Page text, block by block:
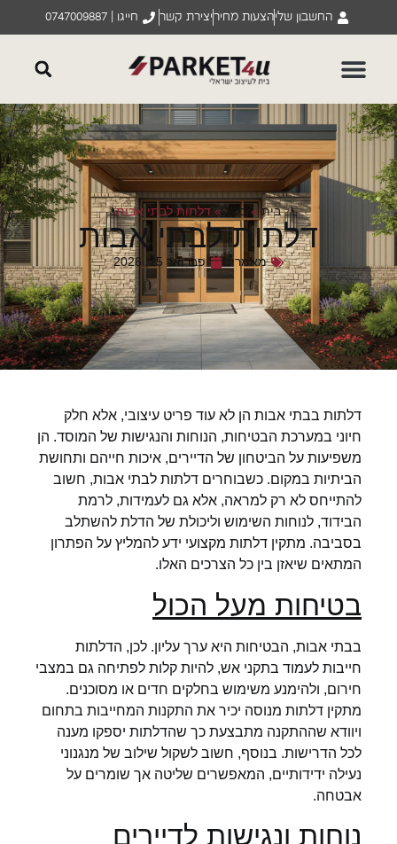
החשבון שליהצעות מחיריצירת קשר חייגו | 0747009887
בית»בלוג » דלתות לבתי אבות
דלתות לבתי אבות
מאמרים פברואר 25, 2026
דלתות בבתי אבות הן לא עוד פריט עיצובי, אלא חלק
חיוני במערכת הבטיחות, הנוחות והנגישות של המוסד. הן
משפיעות על הביטחון של הדיירים, איכות חייהם ותחושת
הביתיות במקום. כשבוחרים דלתות לבתי אבות, חשוב
להתייחס לא רק למראה, אלא גם לעמידות, לרמת
הבידוד, לנוחות השימוש וליכולת של הדלת להשתלב
בסביבה. מתקין דלתות מקצועי ידע להמליץ על הפתרון
המתאים שיאזן בין כל הצרכים האלו.
בטיחות מעל הכול
בבתי אבות, הבטיחות היא ערך עליון. לכן, הדלתות
חייבות לעמוד בתקני אש, להיות קלות לפתיחה גם במצבי
חירום, ולהימנע משימוש בחלקים חדים או מסוכנים.
מתקין דלתות מנוסה יכיר את התקנות המחייבות בתחום
ויוודא שההתקנה מתבצעת כך שהדלתות יספקו מענה
לכל הדרישות. בנוסף, חשוב לשקול שילוב של מנגנוני
נעילה ידידותיים, המאפשרים שליטה אך שומרים על
אבטחה.
נוחות ונגישות לדיירים